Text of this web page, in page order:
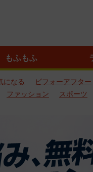
もふもふ
になる ビフォーアフター
ファッション スポーツ